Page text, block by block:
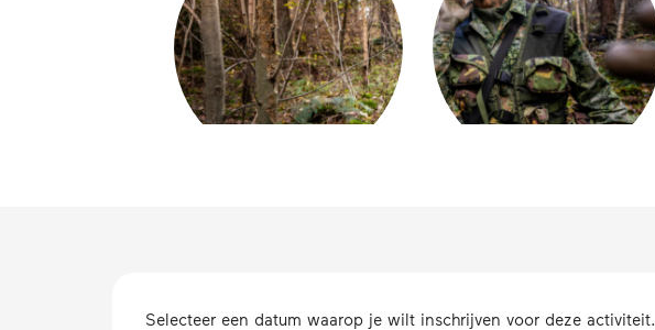
Selecteer een datum waarop je wilt inschrijven voor deze activiteit.